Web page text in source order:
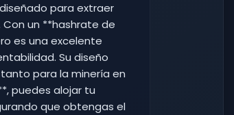
para extraer
un **hashrate de
es una excelente
Su diseño
para la minería en
puedes alojar tu
que obtengas el